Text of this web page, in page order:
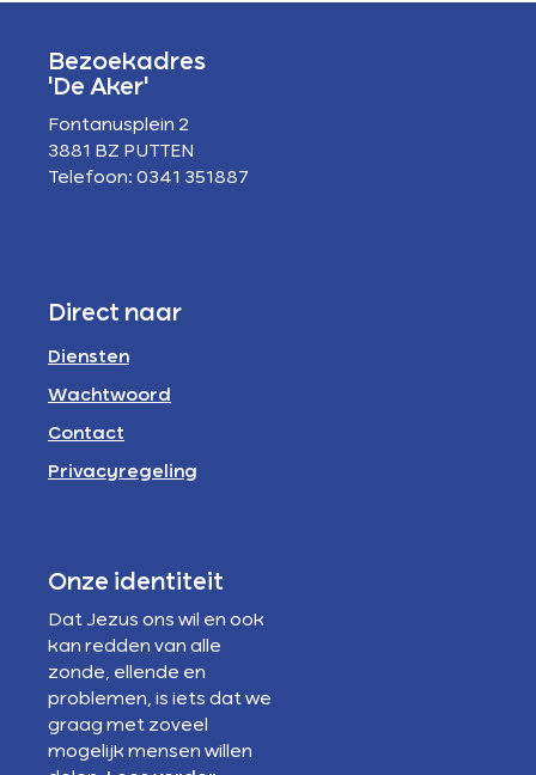
Bezoekadres
'De Aker'
Fontanusplein 2
3881 BZ PUTTEN
Telefoon: 0341 351887
Direct naar
Diensten
Wachtwoord
Contact
Privacyregeling
Onze identiteit
Dat Jezus ons wil en ook
kan redden van alle
zonde, ellende en
problemen, is iets dat we
graag met zoveel
mogelijk mensen willen